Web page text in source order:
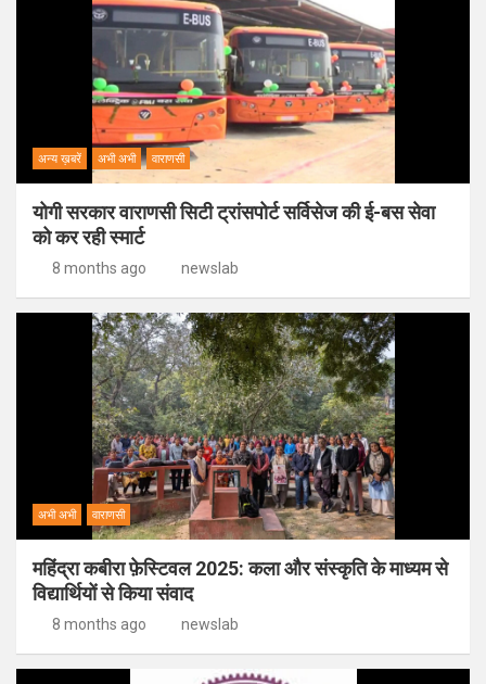
अन्य ख़बरें अभी अभी वाराणसी
योगी सरकार वाराणसी सिटी ट्रांसपोर्ट सर्विसेज की ई-बस सेवा
को कर रही स्मार्ट
8 months ago newslab
अभी अभी वाराणसी
महिंद्रा कबीरा फ़ेस्टिवल 2025: कला और संस्कृति के माध्यम से
विद्यार्थियों से किया संवाद
8 months ago newslab